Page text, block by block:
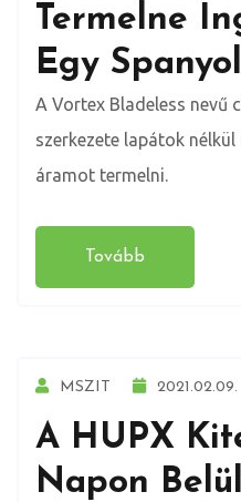
Termelne
Egy
A Vortex Bladeless nevű
szerkezete lapátok
áramot termelni.
Tovább
MSZIT 2021.02.09.
A HUPX
Napon